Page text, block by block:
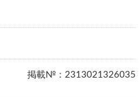
掲載№：2313021326035